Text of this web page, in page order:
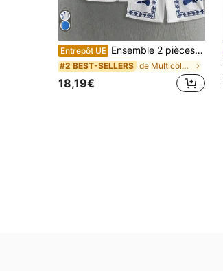
Entrepôt UE Ensemble 2 pièces pour hommes grande taille : chemise d'été décontractée avec imprimé 3D numérique sur col et short à cordon de serrage à la taille
#2 BEST-SELLERS de Multicolore Ensembles de chemises grande taille
18,19€